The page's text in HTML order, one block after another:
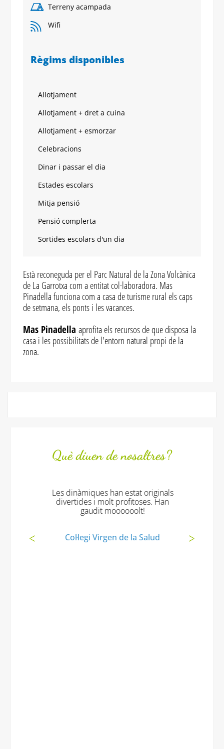
Terreny acampada
Wifi
Règims disponibles
Allotjament
Allotjament + dret a cuina
Allotjament + esmorzar
Celebracions
Dinar i passar el dia
Estades escolars
Mitja pensió
Pensió complerta
Sortides escolars d'un dia
Està reconeguda per el Parc Natural de la Zona Volcànica
de La Garrotxa com a entitat col·laboradora. Mas
Pinadella funciona com a casa de turisme rural els caps
de setmana, els ponts i les vacances.
Mas Pinadella aprofita els recursos de que disposa la
casa i les possibilitats de l'entorn natural propi de la
zona.
Què diuen de nosaltres?
Les dinàmiques han estat originals
divertides i molt profitoses. Han
gaudit moooooolt!
Col·legi Virgen de la Salud